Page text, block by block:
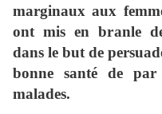
marginaux aux
ont mis en branle
dans le but de
bonne santé de par
malades.